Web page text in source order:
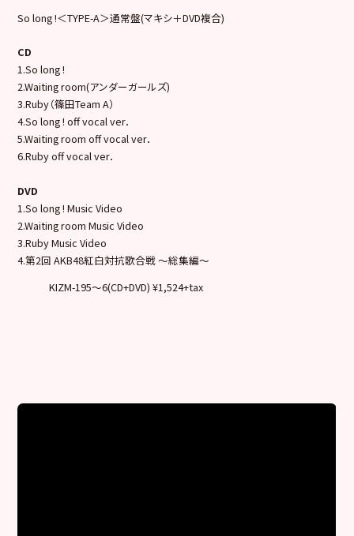
So long !＜TYPE-A＞通常盤(マキシ＋DVD複合)
CD
1.So long !
2.Waiting room(アンダーガールズ)
3.Ruby（篠田Team A）
4.So long ! off vocal ver．
5.Waiting room off vocal ver．
6.Ruby off vocal ver．
DVD
1.So long ! Music Video
2.Waiting room Music Video
3.Ruby Music Video
4.第2回 AKB48紅白対抗歌合戦 ～総集編～
KIZM-195～6(CD+DVD) ¥1,524+tax